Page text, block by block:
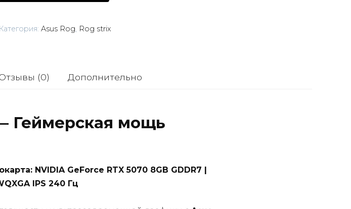
Категория: Asus Rog, Rog strix
(0) Дополнительно
Геймерская мощь
NVIDIA GeForce RTX 5070 8GB GDDR7 |
IPS 240 Гц